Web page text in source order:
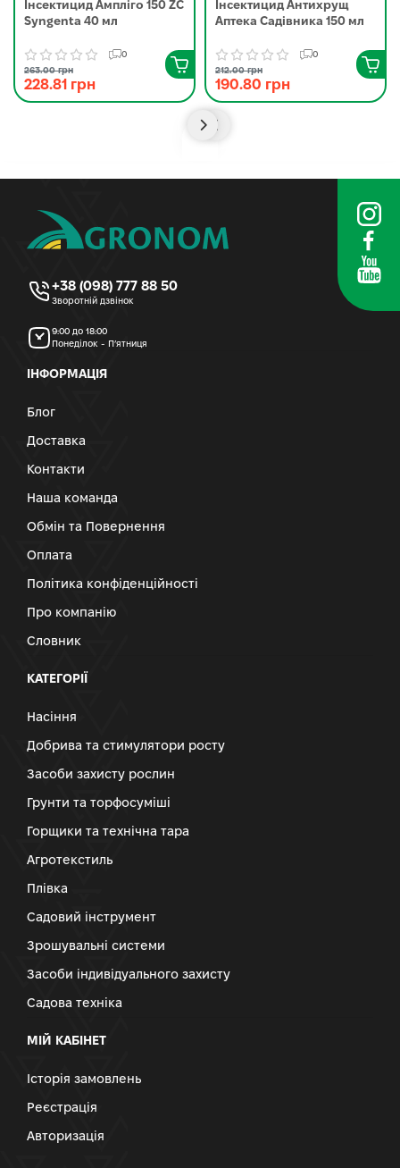
Інсектицид Ампліго 150 ZC
Syngenta 40 мл
0
263.00 грн
228.81 грн
Інсектицид Антихрущ
Аптека Садівника 150 мл
0
212.00 грн
190.80 грн
+38 (098) 777 88 50
Зворотній дзвінок
9:00 до 18:00
Понеділок - П’ятниця
ІНФОРМАЦІЯ
Блог
Доставка
Контакти
Наша команда
Обмін та Повернення
Оплата
Політика конфіденційності
Про компанію
Словник
КАТЕГОРІЇ
Насіння
Добрива та стимулятори росту
Засоби захисту рослин
Грунти та торфосуміші
Горщики та технічна тара
Агротекстиль
Плівка
Садовий інструмент
Зрошувальні системи
Засоби індивідуального захисту
Садова техніка
МІЙ КАБІНЕТ
Історія замовлень
Реєстрація
Авторизація